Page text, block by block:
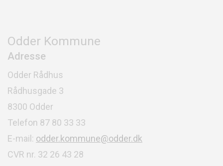
Odder Kommune
Adresse
Odder Rådhus
Rådhusgade 3
8300 Odder
Telefon 87 80 33 33
E-mail: odder.kommune@odder.dk
CVR nr. 32 26 43 28